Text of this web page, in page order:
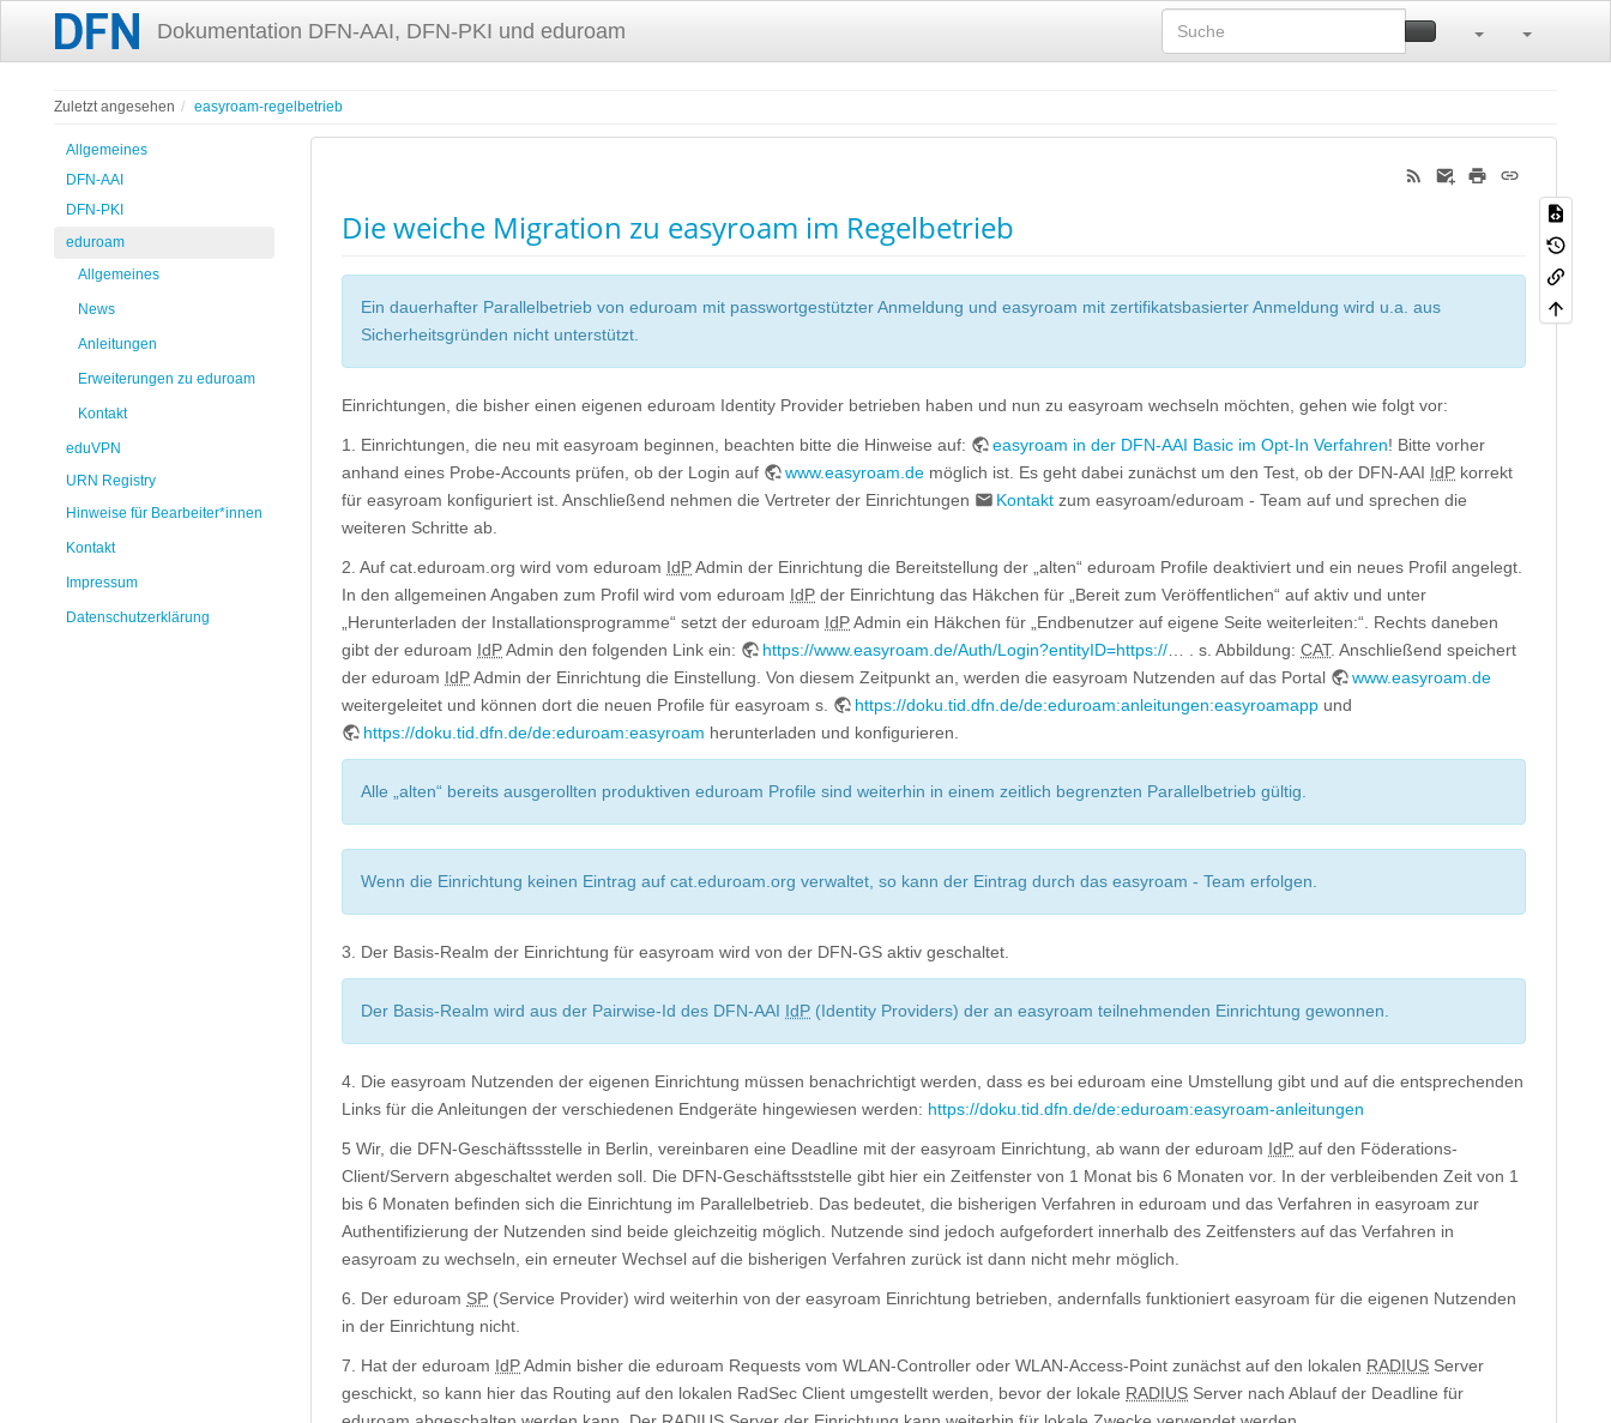
Dokumentation DFN-AAI, DFN-PKI und eduroam
Zuletzt angesehen easyroam-regelbetrieb
Allgemeines
DFN-AAI
DFN-PKI
eduroam
Allgemeines
News
Anleitungen
Erweiterungen zu eduroam
Kontakt
eduVPN
URN Registry
Hinweise für Bearbeiter*innen
Kontakt
Impressum
Datenschutzerklärung
Die weiche Migration zu easyroam im Regelbetrieb
Ein dauerhafter Parallelbetrieb von eduroam mit passwortgestützter Anmeldung und easyroam mit zertifikatsbasierter Anmeldung wird u.a. aus
Sicherheitsgründen nicht unterstützt.
Einrichtungen, die bisher einen eigenen eduroam Identity Provider betrieben haben und nun zu easyroam wechseln möchten, gehen wie folgt vor:
1. Einrichtungen, die neu mit easyroam beginnen, beachten bitte die Hinweise auf: easyroam in der DFN-AAI Basic im Opt-In Verfahren! Bitte vorher
anhand eines Probe-Accounts prüfen, ob der Login auf
www.easyroam.de möglich ist. Es geht dabei zunächst um den Test, ob der DFN-AAI IdP korrekt
für easyroam konfiguriert ist. Anschließend nehmen die Vertreter der Einrichtungen
Kontakt zum easyroam/eduroam - Team auf und sprechen die
weiteren Schritte ab.
2. Auf cat.eduroam.org wird vom eduroam IdPAdmin der Einrichtung die Bereitstellung der „alten“ eduroam Profile deaktiviert und ein neues Profil angelegt.
In den allgemeinen Angaben zum Profil wird vom eduroam IdP der Einrichtung das Häkchen für „Bereit zum Veröffentlichen“ auf aktiv und unter
„Herunterladen der Installationsprogramme“ setzt der eduroam IdPAdmin ein Häkchen für „Endbenutzer auf eigene Seite weiterleiten:“. Rechts daneben
gibt der eduroam IdPAdmin den folgenden Link ein: https://www.easyroam.de/Auth/Login?entityID=https:// … . s. Abbildung: CAT. Anschließend speichert
der eduroam IdPAdmin der Einrichtung die Einstellung. Von diesem Zeitpunkt an, werden die easyroam Nutzenden auf das Portal
www.easyroam.de
weitergeleitet und können dort die neuen Profile für easyroam s.
https://doku.tid.dfn.de/de:eduroam:anleitungen:easyroamapp und
https://doku.tid.dfn.de/de:eduroam:easyroam herunterladen und konfigurieren.
Alle „alten“ bereits ausgerollten produktiven eduroam Profile sind weiterhin in einem zeitlich begrenzten Parallelbetrieb gültig.
Wenn die Einrichtung keinen Eintrag auf cat.eduroam.org verwaltet, so kann der Eintrag durch das easyroam - Team erfolgen.
3. Der Basis-Realm der Einrichtung für easyroam wird von der DFN-GS aktiv geschaltet.
Der Basis-Realm wird aus der Pairwise-Id des DFN-AAI IdP (Identity Providers) der an easyroam teilnehmenden Einrichtung gewonnen.
4. Die easyroam Nutzenden der eigenen Einrichtung müssen benachrichtigt werden, dass es bei eduroam eine Umstellung gibt und auf die entsprechenden
Links für die Anleitungen der verschiedenen Endgeräte hingewiesen werden: https://doku.tid.dfn.de/de:eduroam:easyroam-anleitungen
5 Wir, die DFN-Geschäftssstelle in Berlin, vereinbaren eine Deadline mit der easyroam Einrichtung, ab wann der eduroam IdP auf den Föderations-
Client/Servern abgeschaltet werden soll. Die DFN-Geschäftsststelle gibt hier ein Zeitfenster von 1 Monat bis 6 Monaten vor. In der verbleibenden Zeit von 1
bis 6 Monaten befinden sich die Einrichtung im Parallelbetrieb. Das bedeutet, die bisherigen Verfahren in eduroam und das Verfahren in easyroam zur
Authentifizierung der Nutzenden sind beide gleichzeitig möglich. Nutzende sind jedoch aufgefordert innerhalb des Zeitfensters auf das Verfahren in
easyroam zu wechseln, ein erneuter Wechsel auf die bisherigen Verfahren zurück ist dann nicht mehr möglich.
6. Der eduroam SP (Service Provider) wird weiterhin von der easyroam Einrichtung betrieben, andernfalls funktioniert easyroam für die eigenen Nutzenden
in der Einrichtung nicht.
7. Hat der eduroam IdPAdmin bisher die eduroam Requests vom WLAN-Controller oder WLAN-Access-Point zunächst auf den lokalen RADIUS Server
geschickt, so kann hier das Routing auf den lokalen RadSec Client umgestellt werden, bevor der lokale RADIUS Server nach Ablauf der Deadline für